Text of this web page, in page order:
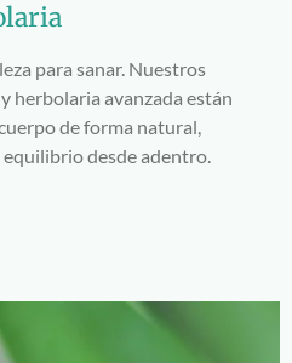
para sanar. Nuestros
herbolaria avanzada están
de forma natural,
desde adentro.